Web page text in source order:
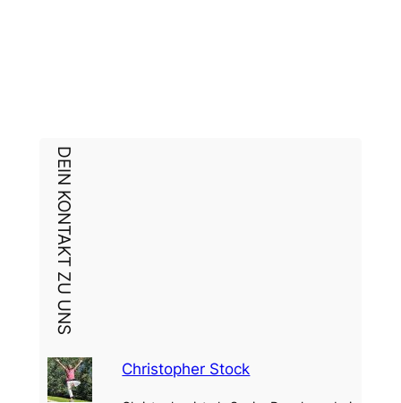
DEIN KONTAKT ZU UNS
Christopher Stock